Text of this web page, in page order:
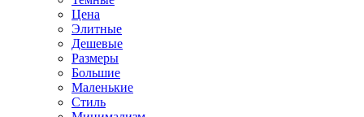
Цена
Элитные
Дешевые
Размеры
Большие
Маленькие
Стиль